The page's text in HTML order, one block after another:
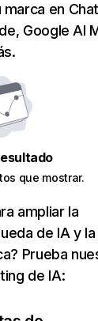
en
Google AI
que mostrar.
ampliar la
de IA y la
Prueba
de IA: